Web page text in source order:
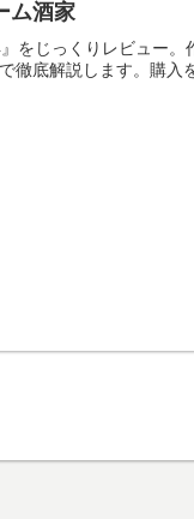
ム酒家
をじっくりレビュー
徹底解説します。購